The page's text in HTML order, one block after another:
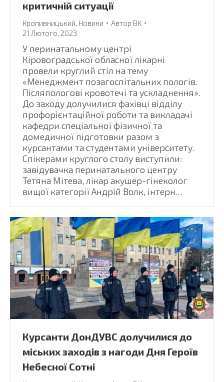
критичній ситуації
Кропивницький, Новини Автор ВК
21 Лютого, 2023
У перинатальному центрі
Кіровоградської обласної лікарні
провели круглий стіл на тему
«Менеджмент позагоспітальних пологів.
Післяпологові кровотечі та ускладнення».
До заходу долучилися фахівці відділу
профорієнтаційної роботи та викладачі
кафедри спеціальної фізичної та
домедичної підготовки разом з
курсантами та студентами університету.
Спікерами круглого столу виступили:
завідувачка перинатального центру
Тетяна Мітева, лікар акушер-гінеколог
вищої категорії Андрій Волк, інтерн…
Курсанти ДонДУВС долучилися до
міських заходів з нагоди Дня Героїв
Небесної Сотні